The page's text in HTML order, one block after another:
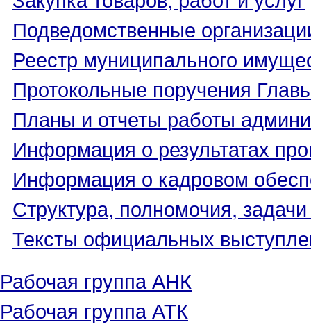
Подведомственные
Реестр муниципального
Протокольные поручения
Планы и отчеты работы
Информация о результатах
Информация о кадровом
Структура, полномочия,
Тексты официальных
Рабочая группа АНК
Рабочая группа АТК